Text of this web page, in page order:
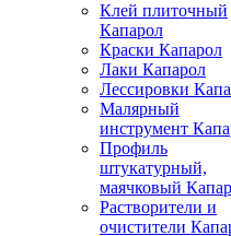
Клей плиточный
Капарол
Краски Капарол
Лаки Капарол
Лессировки
Малярный
инструмент
Профиль
штукатурный,
маячковый
Растворители и
очистители